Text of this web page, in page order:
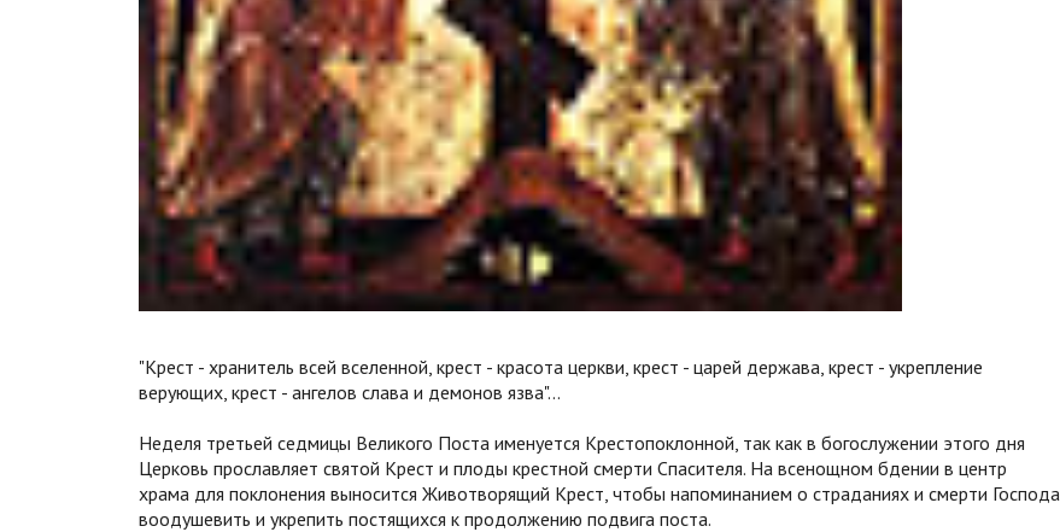
"Крест - хранитель всей вселенной, крест - красота церкви, крест - царей держава, крест - укрепление
верующих, крест - ангелов слава и демонов язва"...
Неделя третьей седмицы Великого Поста именуется Крестопоклонной, так как в богослужении этого дня
Церковь прославляет святой Крест и плоды крестной смерти Спасителя. На всенощном бдении в центр
храма для поклонения выносится Животворящий Крест, чтобы напоминанием о страданиях и смерти Господа
воодушевить и укрепить постящихся к продолжению подвига поста.